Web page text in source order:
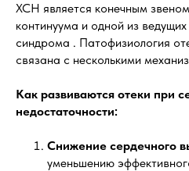
ХСН является конечным
континуума и одной из
синдрома . Патофизиология
связана с несколькими
Как развиваются отеки при
недостаточности:
Снижение сердечного
уменьшению